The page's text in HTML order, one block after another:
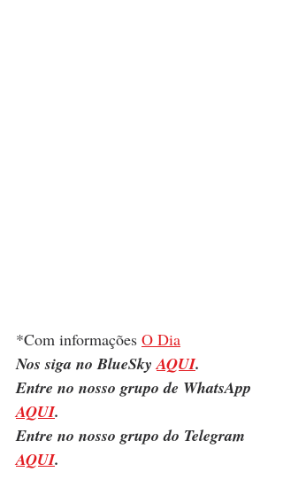
*Com informações O Dia
Nos siga no BlueSky AQUI.
Entre no nosso grupo de WhatsApp
AQUI.
Entre no nosso grupo do Telegram
AQUI.